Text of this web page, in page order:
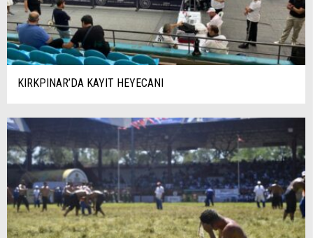
KIRKPINAR’DA KAYIT HEYECANI